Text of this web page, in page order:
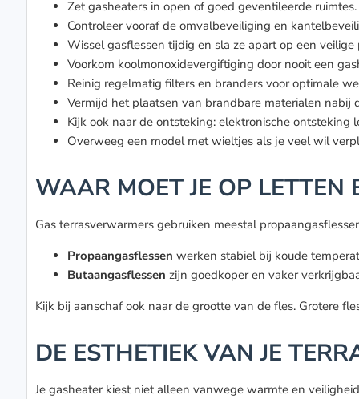
Zet gasheaters in open of goed geventileerde
Controleer vooraf de omvalbeveiliging en
Wissel gasflessen tijdig en sla ze apart op een veilige
Voorkom koolmonoxidevergiftiging door nooit een
Reinig regelmatig filters en branders voor optimale
Vermijd het plaatsen van brandbare materialen nabij
Kijk ook naar de ontsteking: elektronische ontsteking
Overweeg een model met wieltjes als je veel wil
WAAR MOET JE OP LETTEN
Gas terrasverwarmers gebruiken meestal
Propaangasflessen werken stabiel bij koude
Butaangasflessen zijn goedkoper en vaker
Kijk bij aanschaf ook naar de grootte van de fles. Grotere
DE ESTHETIEK VAN JE
Je gasheater kiest niet alleen vanwege warmte en